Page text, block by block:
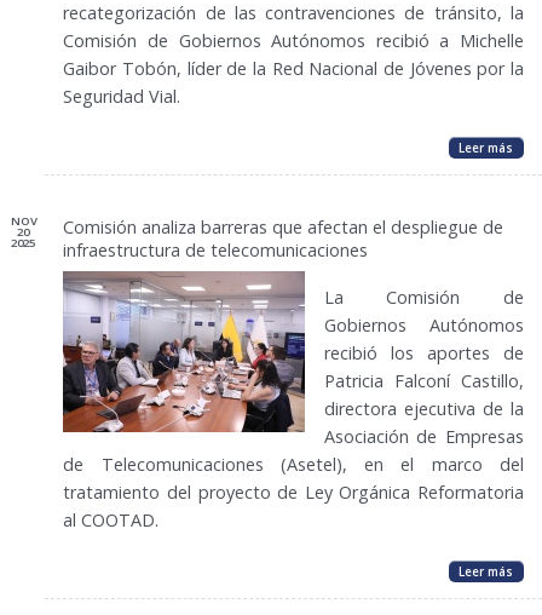
recategorización de las contravenciones de tránsito, la
Comisión de Gobiernos Autónomos recibió a Michelle
Gaibor Tobón, líder de la Red Nacional de Jóvenes por la
Seguridad Vial.
Leer más
NOV
20
2025
Comisión analiza barreras que afectan el despliegue de
infraestructura de telecomunicaciones
La Comisión de
Gobiernos Autónomos
recibió los aportes de
Patricia Falconí Castillo,
directora ejecutiva de la
Asociación de Empresas
de Telecomunicaciones (Asetel), en el marco del
tratamiento del proyecto de Ley Orgánica Reformatoria
al COOTAD.
Leer más